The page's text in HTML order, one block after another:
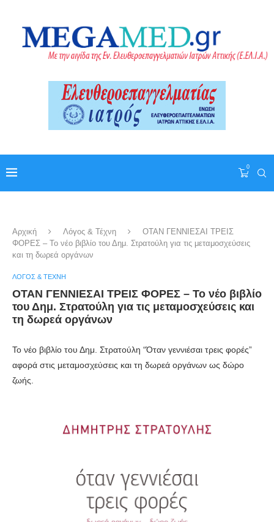
0
Αρχική Λόγος & Τέχνη
ΟΤΑΝ ΓΕΝΝΙΕΣΑΙ ΤΡΕΙΣ
ΦΟΡΕΣ – Το νέο βιβλίο του Δημ. Στρατούλη για τις μεταμοσχεύσεις
και τη δωρεά οργάνων
ΛΌΓΟΣ & ΤΈΧΝΗ
ΟΤΑΝ ΓΕΝΝΙΕΣΑΙ ΤΡΕΙΣ ΦΟΡΕΣ – Το νέο βιβλίο
του Δημ. Στρατούλη για τις μεταμοσχεύσεις και
τη δωρεά οργάνων
Το νέο βιβλίο του Δημ. Στρατούλη “Όταν γεννιέσαι τρεις φορές”
αφορά στις μεταμοσχεύσεις και τη δωρεά οργάνων ως δώρο
ζωής.